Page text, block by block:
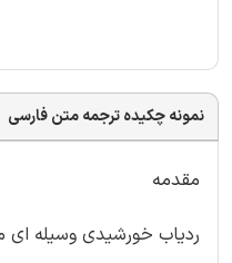
نمونه چکیده ترجمه متن فارسی
مقدمه
ردیاب خورشیدی وسیله ای